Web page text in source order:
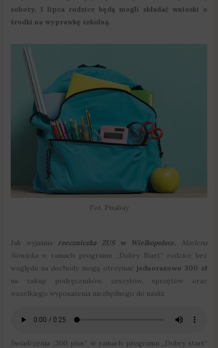
soboty, 1 lipca rodzice będą mogli składać wnioski o
środki na wyprawkę szkolną.
Fot. Pixabay
Jak wyjaśnia rzeczniczka ZUS w Wielkopolsce, Marlena
Nowicka w ramach programu „Dobry Start” rodzice bez
względu na dochody mogą otrzymać jednorazowo 300 zł
na zakup podręczników, zeszytów, sprzętów oraz
wszelkiego wyposażenia niezbędnego do nauki:
Świadczenia „300 plus” w ramach programu „Dobry start”